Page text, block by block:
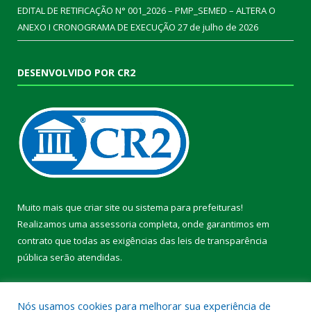
EDITAL DE RETIFICAÇÃO N° 001_2026 – PMP_SEMED – ALTERA O
ANEXO I CRONOGRAMA DE EXECUÇÃO 27 de julho de 2026
DESENVOLVIDO POR CR2
Muito mais que criar site ou sistema para prefeituras!
Realizamos uma assessoria completa, onde garantimos em
contrato que todas as exigências das leis de transparência
pública serão atendidas.
Nós usamos cookies para melhorar sua experiência de